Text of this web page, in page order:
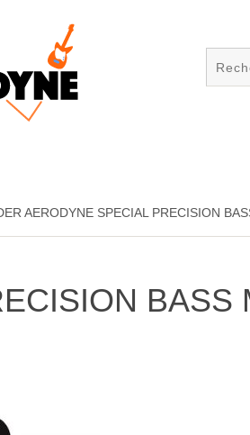
AERODYNE SPECIAL PRECISION
BASS